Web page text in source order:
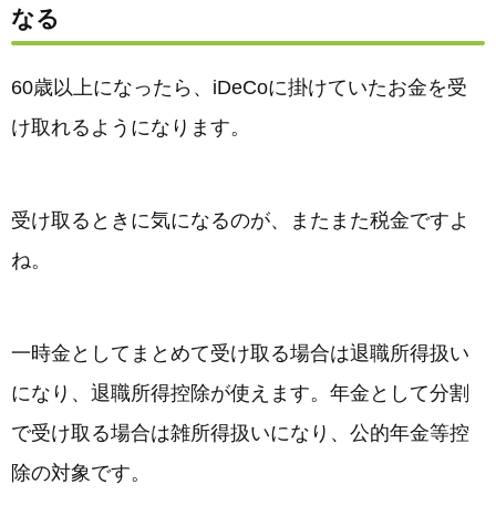
なる
60歳以上になったら、iDeCoに掛けていたお金を受
け取れるようになります。
受け取るときに気になるのが、またまた税金ですよ
ね。
一時金としてまとめて受け取る場合は退職所得扱い
になり、退職所得控除が使えます。年金として分割
で受け取る場合は雑所得扱いになり、公的年金等控
除の対象です。